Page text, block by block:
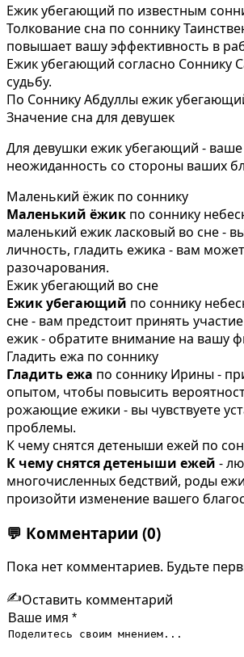
Ежик убегающий по известным
Толкование сна по соннику
повышает вашу эффективность в
Ежик убегающий согласно Соннику
судьбу.
По Соннику Абдуллы ежик
Значение сна для девушек
Для девушки ежик убегающий - ваше
неожиданность со стороны ваших
Маленький ëжик по соннику
Маленький ëжик по соннику
маленький ежик ласковый во сне -
личность, гладить ежика - вам
разочарования.
Ежик убегающий во сне
Ежик убегающий по соннику
сне - вам предстоит принять
ежик - обратите внимание на вашу
Гладить ежа по соннику
Гладить ежа по соннику Ирины -
опытом, чтобы повысить
рожающие ежики - вы чувствуете
проблемы.
К чему снятся детеныши ежей по
К чему снятся детеныши ежей -
многочисленных бедствий, роды
произойти изменение вашего
💬 Комментарии (0)
Пока нет комментариев. Будьте
✍️Оставить комментарий